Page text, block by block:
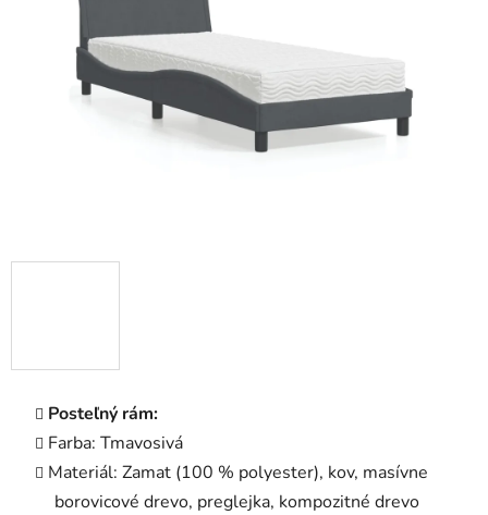
Posteľný rám:
Farba: Tmavosivá
Materiál: Zamat (100 % polyester), kov, masívne
borovicové drevo, preglejka, kompozitné drevo
hviezdičiek.